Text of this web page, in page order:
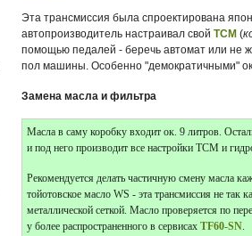
Эта трансмиссия была спроектирована
автопроизводитель настраивал свой ТСМ (
помощью педалей - беречь автомат или не
пол машины. Особенно "демократичными"
Замена масла и фильтра
Масла в саму коробку входит ок. 9 литров.
и под него производит все настройки ТСМ и
Рекомендуется делать частичную смену масла
тойотовское масло WS - эта трансмиссия не так
металлической сеткой. Масло проверяется по
у более распространенного в сервисах TF60-SN.